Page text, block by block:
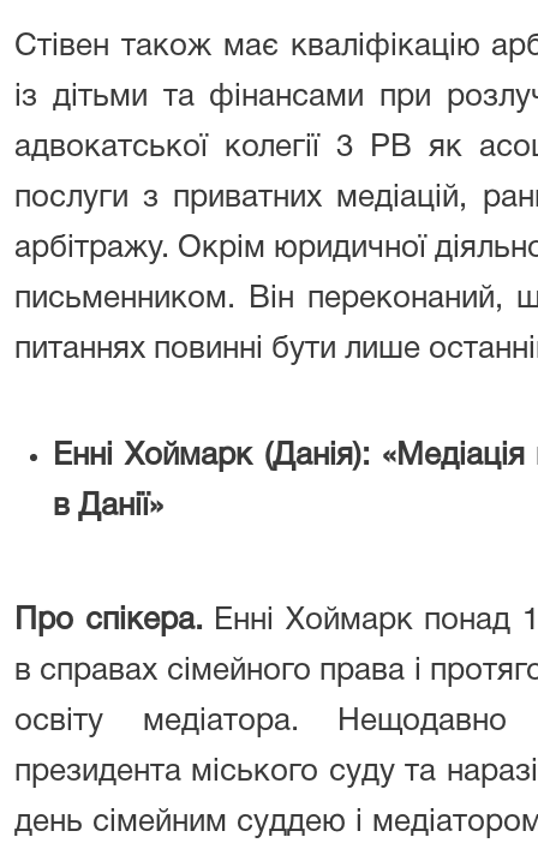
Стівен також має кваліфікацію
із дітьми та фінансами при
адвокатської колегії 3 PB як
послуги з приватних медіацій,
арбітражу. Окрім юридичної
письменником. Він переконаний,
питаннях повинні бути лише
Енні Хоймарк (Данія):
в Данії»
Про спікера. Енні Хоймарк понад
в справах сімейного права і
освіту медіатора.
президента міського суду та
день сімейним суддею і